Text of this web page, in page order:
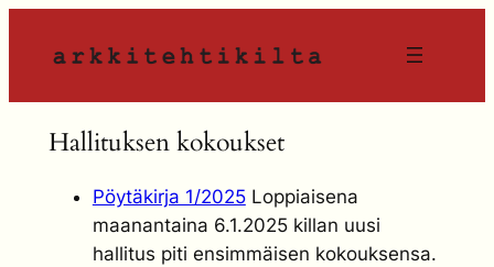
sisältöön
Hallituksen kokoukset
Pöytäkirja 1/2025Loppiaisena
maanantaina 6.1.2025 killan uusi
hallitus piti ensimmäisen kokouksensa.